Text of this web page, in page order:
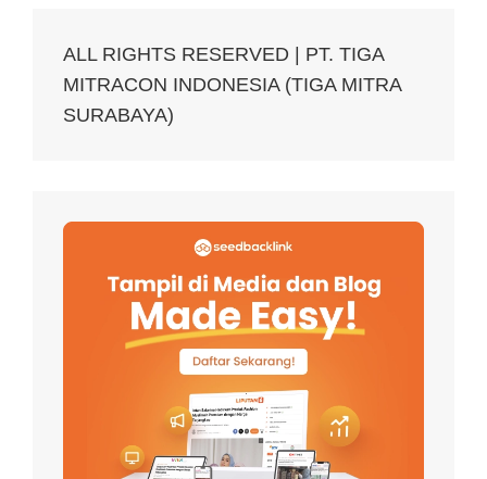
ALL RIGHTS RESERVED | PT. TIGA
MITRACON INDONESIA (TIGA MITRA
SURABAYA)